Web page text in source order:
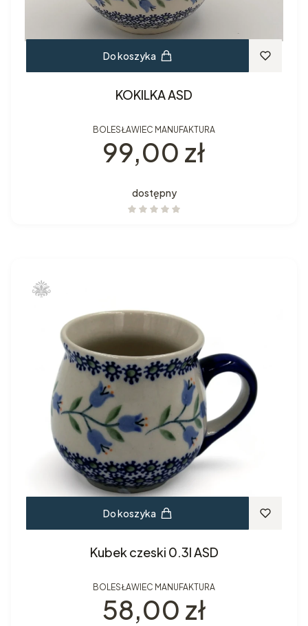
Do koszyka
KOKILKA ASD
BOLESŁAWIEC MANUFAKTURA
Cena
99,00 zł
dostępny
Do koszyka
Kubek czeski 0.3l ASD
BOLESŁAWIEC MANUFAKTURA
Cena
58,00 zł